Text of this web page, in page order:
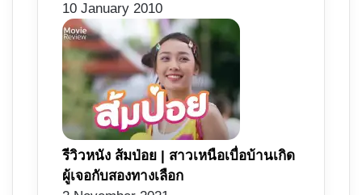
10 January 2010
รีวิวหนัง ส้มป่อย | สาวเหนือเบื่อบ้านเกิด
ผู้เจอกับสองทางเลือก